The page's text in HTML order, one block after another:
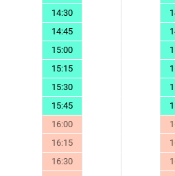
14:30
14:45
15:00
15:15
15:30
15:45
16:00
16:15
16:30